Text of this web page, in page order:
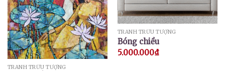
TRANH TRỪU TƯỢNG
TRANH TRỪU TƯỢNG
Bóng chiều
5.000.000₫